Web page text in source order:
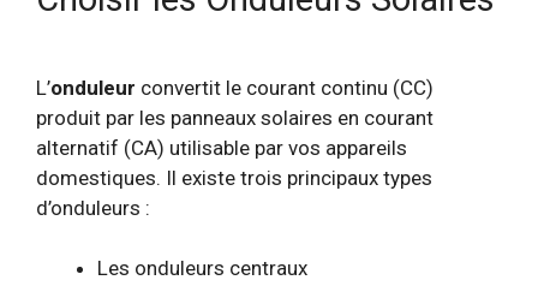
L’onduleur convertit le courant continu (CC)
produit par les panneaux solaires en courant
alternatif (CA) utilisable par vos appareils
domestiques. Il existe trois principaux types
d’onduleurs :
Les onduleurs centraux